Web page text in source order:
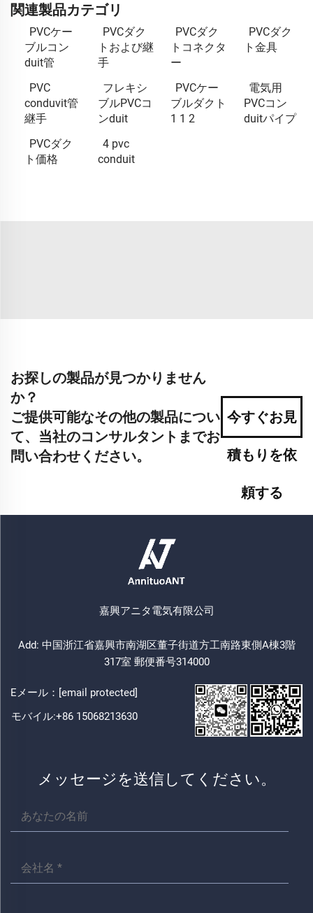
関連製品カテゴリ
PVCケー
ブルコン
duit管
PVCダク
トおよび継
手
PVCダク
トコネクタ
ー
PVCダク
ト金具
PVC
conduvit管
継手
フレキシ
ブルPVCコ
ンduit
PVCケー
ブルダクト
1 1 2
電気用
PVCコン
duitパイプ
PVCダク
ト価格
4 pvc
conduit
お探しの製品が見つかりません
か？
ご提供可能なその他の製品につい
て、当社のコンサルタントまでお
問い合わせください。
今すぐお見
積もりを依
頼する
嘉興アニタ電気有限公司
Add: 中国浙江省嘉興市南湖区董子街道方工南路東側A棟3階
317室 郵便番号314000
Eメール： [email protected]
モバイル:+86 15068213630
メッセージを送信してください。